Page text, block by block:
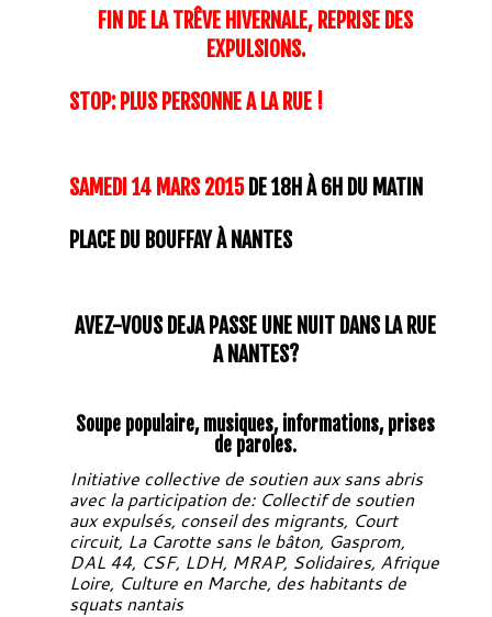
FIN DE LA TRÊVE HIVERNALE, REPRISE DES
EXPULSIONS.
STOP: PLUS PERSONNE A LA RUE !
SAMEDI 14 MARS 2015 DE 18H À 6H DU MATIN
PLACE DU BOUFFAY À NANTES
AVEZ-VOUS DEJA PASSE UNE NUIT DANS LA RUE
A NANTES?
Soupe populaire, musiques, informations, prises
de paroles.
Initiative collective de soutien aux sans abris
avec la participation de: Collectif de soutien
aux expulsés, conseil des migrants, Court
circuit, La Carotte sans le bâton, Gasprom,
DAL 44, CSF, LDH, MRAP, Solidaires, Afrique
Loire, Culture en Marche, des habitants de
squats nantais